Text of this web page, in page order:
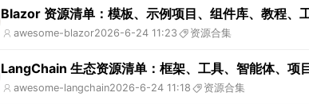
Blazor 资源清单：模板、示例项目、组件库、教程、
awesome-blazor2026-6-24 11:23 资源合集
LangChain 生态资源清单：框架、工具、智能体、项
awesome-langchain2026-6-24 11:18 资源合集